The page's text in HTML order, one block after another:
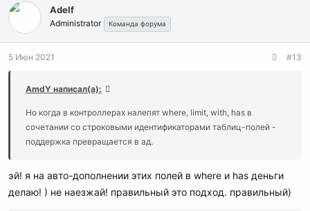
Adelf
Administrator Команда форума
5 Июн 2021 #13
AmdY написал(а):
Но когда в контроллерах налепят where, limit, with, has в
сочетании со строковыми идентификаторами таблиц-полей -
поддержка превращается в ад.
эй! я на авто-дополнении этих полей в where и has деньги
делаю! ) не наезжай! правильный это подход. правильный)